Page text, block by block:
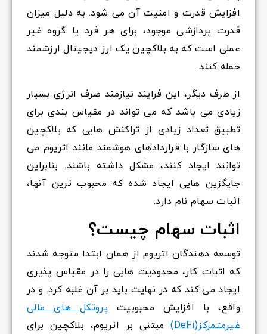
افزایش قدرت و امنیت آن می شود. به دلیل میزان
قدرت پردازشی موجود، برای هر فرد یا گروه غیر
عملی است که به بلاکچین یک ارز دیجیتال ارزشمند
حمله کنند.
از طرف دیگر، این فرایند نیازمند صرف انرژی بسیار
زیادی می باشد که می تواند در مقیاس بندی برای
تطبیق تعداد زیادی از تراکنش هایی که بلاکچین
های سازگار با قراردادهای هوشمند مانند اتریوم می
توانند ایجاد کنند، مشکل داشته باشند. بنابراین
جایگزین هایی ایجاد شده که محبوب ترین آنها،
اثبات سهام نام دارد.
اثبات سهام چیست؟
توسعه دهندگان اتریوم از همان ابتدا متوجه شدند
که اثبات کار، محدودیت هایی را در مقیاس پذیری
ایجاد می کند که در نهایت باید بر آن غلبه کرد. و در
واقع، با افزایش محبوبیت
پروتکل های مالی
غیرمتمرکز(DeFi)
مبتنی بر اتریوم، بلاکچین برای